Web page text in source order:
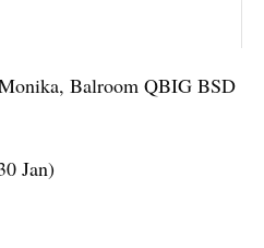
Balroom QBIG BSD
Jan)